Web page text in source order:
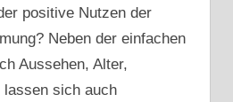
positive Nutzen der
Neben der einfachen
Aussehen, Alter,
sich auch